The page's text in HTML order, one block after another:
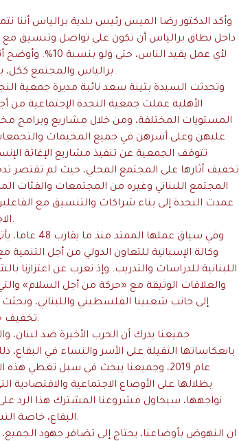
وأكد الدكتور رضا الميس رئيس ​بلدية برالياس أننا
داخل نطاق برالياس أن تكون على تواصل وتنسيق مع
لأي عمل يفيد
برالياس والمجتمع ككل، بهدف تمكين المرأة، لأنها هي أساس المجتمع.
وتحدثت السيدة بثينة سعد نائبة مديرة جمعية
الأهلية عملت جمعية النجدة الإجتماعية من
المستويات المختلفة، ومن خلال مشاريع وبرامج
عليهن وعلى أسرهن في جميع المخيمات
تتوقف الجمعية عن تنفيذ مشاريع الإغاثة
تخفيف آثارها على المجتمع المحلي، حيث لم تقتصر
المجتمع اللبناني وغيره من المجتمعات والفئات
عمدت النجدة إلى بناء شراكات والتنسيق مع
الاجتماعية تهميشا من النساء والفتيات والأسر.
وفي سياق
وكالة الإسبانية للتعاون الدولي من أجل
اللبنانية للدراسات والتدريب. وإذ نعرب عن اعتزازنا
والعلاقات الوثيقة مع «حركة من أجل السلام»
إلى جانب شعبينا الفلسطيني واللبناني،
تخفيف حدة الأزمات المتتالية والمركبة التي عانيا منها.
جميعنا يدرك أن الحرب الأخيرة ضد
بانعكاساتها الثقيلة على الأسر والنساء في البقاع،
عام 2019، وجميعنا يبحث في سبل تغطي هذه
بظلالها على الأوضاع الاجتماعية والاقتصادية
نواجهها، سيحاول مشروعنا المشترك هذا الرد
البقاع، خاصة النساء والفتيات المهمشات والأشد فقرا وحاجة.
ان النهوض بأوضاعنا، يحتاج إلى تضافر جهود